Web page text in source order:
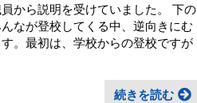
から説明を受けていました。 下の
なが登校してくる中、逆向きにむ
。最初は、学校からの登校ですが
続きを読む